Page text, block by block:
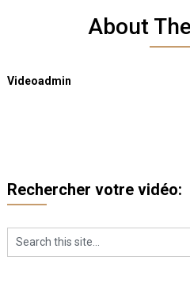
About
Videoadmin
Rechercher votre vidéo: